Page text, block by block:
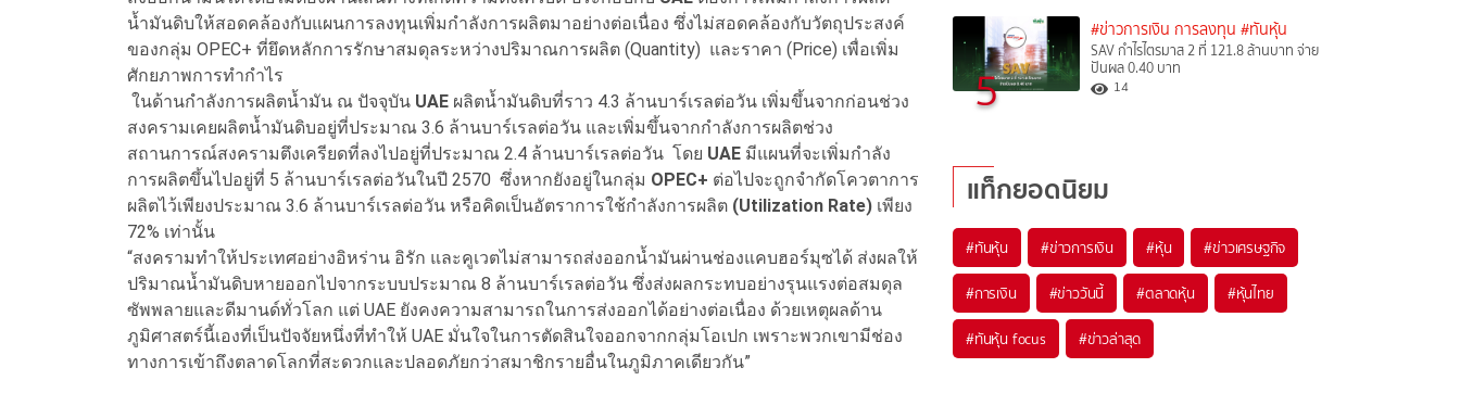
น้ำมันดิบให้สอดคล้องกับแผนการลงทุนเพิ่มกำลังการผลิตมาอย่างต่อเนื่อง ซึ่งไม่สอดคล้องกับวัตถุประสงค์
ของกลุ่ม OPEC+ ที่ยึดหลักการรักษาสมดุลระหว่างปริมาณการผลิต (Quantity) และราคา (Price) เพื่อเพิ่ม
ศักยภาพการทำกำไร
ในด้านกำลังการผลิตน้ำมัน ณ ปัจจุบัน UAE ผลิตน้ำมันดิบที่ราว 4.3 ล้านบาร์เรลต่อวัน เพิ่มขึ้นจากก่อนช่วง
สงครามเคยผลิตน้ำมันดิบอยู่ที่ประมาณ 3.6 ล้านบาร์เรลต่อวัน และเพิ่มขึ้นจากกำลังการผลิตช่วง
สถานการณ์สงครามตึงเครียดที่ลงไปอยู่ที่ประมาณ 2.4 ล้านบาร์เรลต่อวัน โดย UAE มีแผนที่จะเพิ่มกำลัง
การผลิตขึ้นไปอยู่ที่ 5 ล้านบาร์เรลต่อวันในปี 2570 ซึ่งหากยังอยู่ในกลุ่ม OPEC+ ต่อไปจะถูกจำกัดโควตาการ
ผลิตไว้เพียงประมาณ 3.6 ล้านบาร์เรลต่อวัน หรือคิดเป็นอัตราการใช้กำลังการผลิต (Utilization Rate) เพียง
72% เท่านั้น
“สงครามทำให้ประเทศอย่างอิหร่าน อิรัก และคูเวตไม่สามารถส่งออกน้ำมันผ่านช่องแคบฮอร์มุซได้ ส่งผลให้
ปริมาณน้ำมันดิบหายออกไปจากระบบประมาณ 8 ล้านบาร์เรลต่อวัน ซึ่งส่งผลกระทบอย่างรุนแรงต่อสมดุล
ซัพพลายและดีมานด์ทั่วโลก แต่ UAE ยังคงความสามารถในการส่งออกได้อย่างต่อเนื่อง ด้วยเหตุผลด้าน
ภูมิศาสตร์นี้เองที่เป็นปัจจัยหนึ่งที่ทำให้ UAE มั่นใจในการตัดสินใจออกจากกลุ่มโอเปก เพราะพวกเขามีช่อง
ทางการเข้าถึงตลาดโลกที่สะดวกและปลอดภัยกว่าสมาชิกรายอื่นในภูมิภาคเดียวกัน”
5
#ข่าวการเงิน การลงทุน #ทันหุ้น
SAV กำไรไตรมาส 2 ที่ 121.8 ล้านบาท จ่าย
ปันผล 0.40 บาท
14
แท็กยอดนิยม
#ทันหุ้น #ข่าวการเงิน #หุ้น #ข่าวเศรษฐกิจ
#การเงิน #ข่าววันนี้ #ตลาดหุ้น #หุ้นไทย
#ทันหุ้น focus #ข่าวล่าสุด